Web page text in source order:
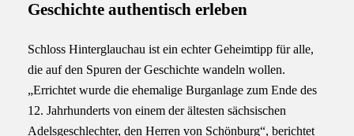
Geschichte authentisch erleben
Schloss Hinterglauchau ist ein echter Geheimtipp für alle,
die auf den Spuren der Geschichte wandeln wollen.
„Errichtet wurde die ehemalige Burganlage zum Ende des
12. Jahrhunderts von einem der ältesten sächsischen
Adelsgeschlechter, den Herren von Schönburg“, berichtet